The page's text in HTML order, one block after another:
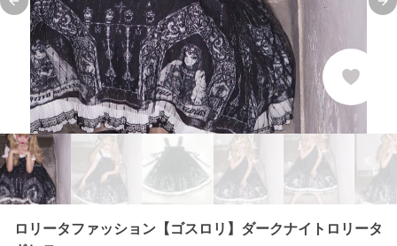
Previous slide
ロリータファッション【ゴスロリ】ダークナイトロリータ